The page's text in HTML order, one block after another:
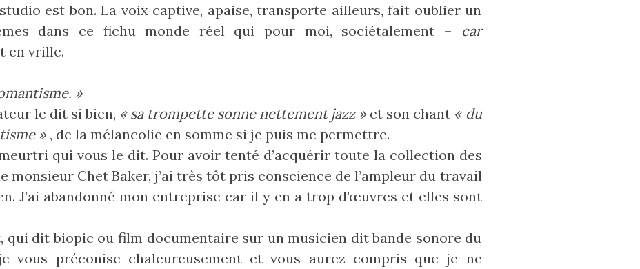
est bon. La voix captive, apaise, transporte ailleurs, fait oublier un
dans ce fichu monde réel qui pour moi, sociétalement – car
en vrille.
»
le dit si bien, « sa trompette sonne nettement jazz »et son chant « du
»‎, de la mélancolie en somme si je puis me permettre.
meurtri qui vous le dit. Pour avoir tenté d’acquérir toute la collection des
monsieur Chet Baker, j’ai très tôt pris conscience de l’ampleur du travail
J’ai abandonné mon entreprise car il y en a trop d’œuvres et elles sont
qui dit biopic ou film documentaire sur un musicien dit bande sonore du
vous préconise chaleureusement et vous aurez compris que je ne